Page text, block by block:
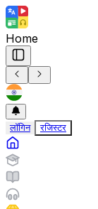
Home
लॉगिन रजिस्टर